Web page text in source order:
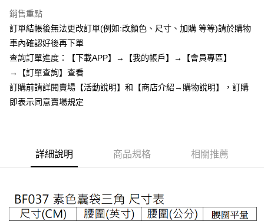
台新國際商業銀行
台灣樂天信用卡公司
元大商業銀行
玉山商業銀行
星展（台灣）商業銀行
台灣樂天信用卡公司
聯邦商業銀行
元大商業銀行
永豐商業銀行
玉山商業銀行
台新國際商業銀行
中國信託商業銀行
台中商業銀行
華泰商業銀行
遠東國際商業銀行
元大商業銀行
永豐商業銀行
星展（台灣）商業銀行
台新國際商業銀行
中國信託商業銀行
街口支付
悠遊付
AFTEE先享後付
相關說明
【關於「AFTEE先享後付」】
３．安心：先確認商品／服務後，再付款。
結帳頁面，進行簡訊認證並確認金額後，即可完成結帳。
２．訂單成立數日內，您將收到繳費通知簡訊。
３．收到繳費通知簡訊後14天內，點擊此簡訊中的連結，可透過四大超商／
ATM付款
全家取貨付款
付款後全家取貨
每筆NT$65，滿NT$1,000(含以上)免運費
銷售重點
訂單結帳後無法更改訂單(例如:改顏色、尺寸、加購 等等)請於購物
車內確認好後再下單
查詢訂單進度：【下載APP】→【我的帳戶】→【會員專區】
→【訂單查詢】查看
訂購前請詳閱賣場【活動說明】和【商店介紹→購物說明】，訂購
即表示同意賣場規定
詳細說明 商品規格 相關推薦